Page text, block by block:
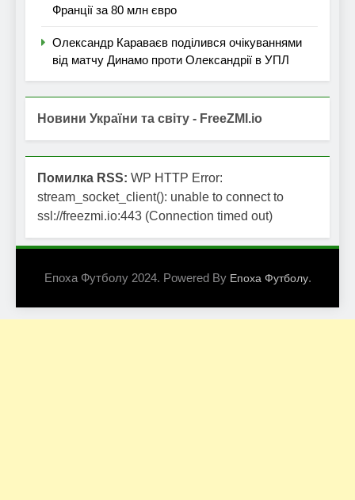
Франції за 80 млн євро
Олександр Караваєв поділився очікуваннями
від матчу Динамо проти Олександрії в УПЛ
Новини України та світу - FreeZMI.io
Помилка RSS: WP HTTP Error:
stream_socket_client(): unable to connect to
ssl://freezmi.io:443 (Connection timed out)
Епоха Футболу 2024. Powered By Епоха Футболу.